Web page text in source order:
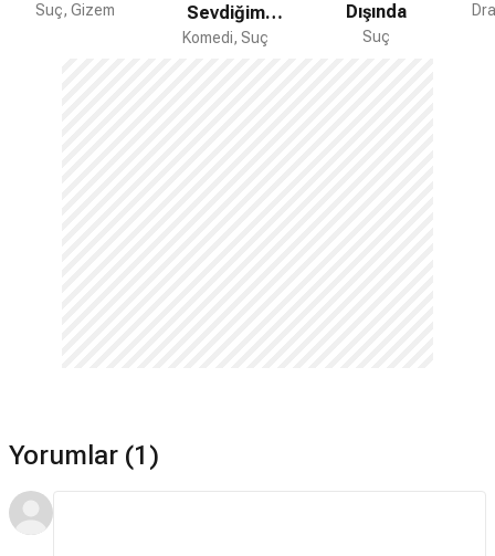
Suç, Gizem
Sevdiğim
istanbul'u
Komedi, Suç
Dışında
Suç
Yorumlar (1)